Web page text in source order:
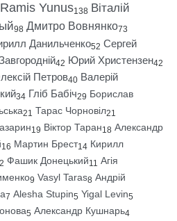
Ramis Yunus138 Віталій
98 Дмитро Вовнянко73
Данильченко52 Сергей
42 Юрий Христензен42
Петров40 Валерій
34 Гліб Бабіч29 Борислав
21 Тарас Чорновіл21
19 Віктор Таран18 Александр
16 Мартин Брест14 Кирилл
Фашик Донецький11 Агія
9 Vasyl Taras8 Андрій
7 Alesha Stupin5 Yigal Levin5
5 Александр Кушнарь4